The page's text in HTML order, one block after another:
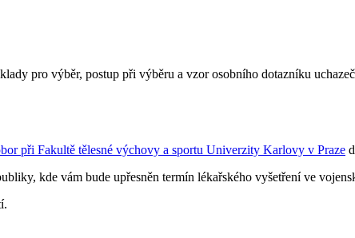
pro výběr, postup při výběru a vzor osobního dotazníku
při Fakultě tělesné výchovy a sportu Univerzity Karlovy v Praze
kde vám bude upřesněn termín lékařského vyšetření ve